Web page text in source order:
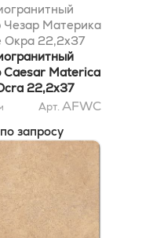
Чезар Материка
Окра 22,2x37
Caesar Materica
22,2x37
Арт. AFWC
запросу